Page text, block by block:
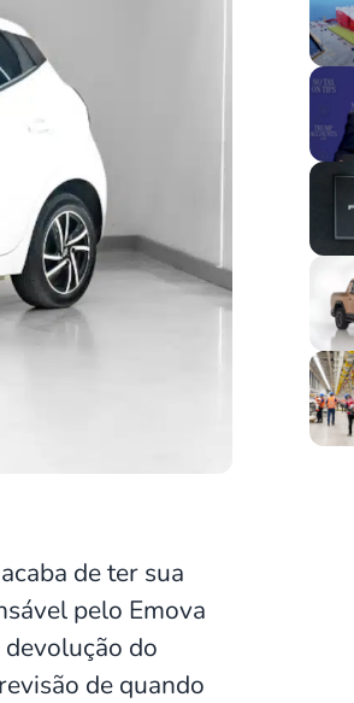
de ter sua
pelo Emova
devolução do
de quando